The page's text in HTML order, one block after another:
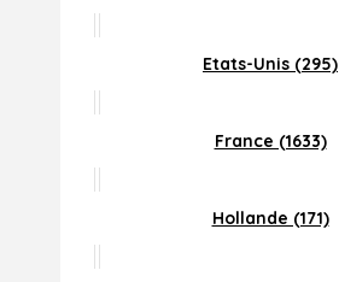
Etats-Unis (295)
France (1633)
Hollande (171)